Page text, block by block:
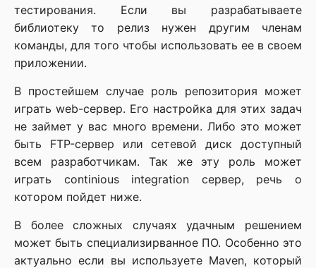
тестирования. Если вы разрабатываете
библиотеку то релиз нужен другим членам
команды, для того чтобы использовать ее в своем
приложении.
В простейшем случае роль репозитория может
играть web-сервер. Его настройка для этих задач
не займет у вас много времени. Либо это может
быть FTP-сервер или сетевой диск доступный
всем разработчикам. Так же эту роль может
играть continious integration сервер, речь о
котором пойдет ниже.
В более сложных случаях удачным решением
может быть специализирванное ПО. Особенно это
актуально если вы используете Maven, который